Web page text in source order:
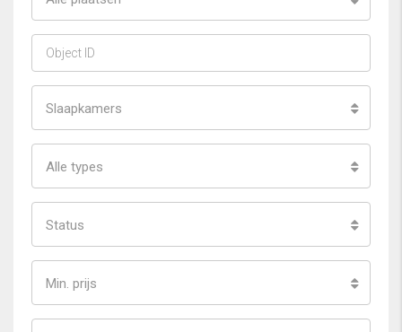
Slaapkamers
Alle types
Status
Min. prijs